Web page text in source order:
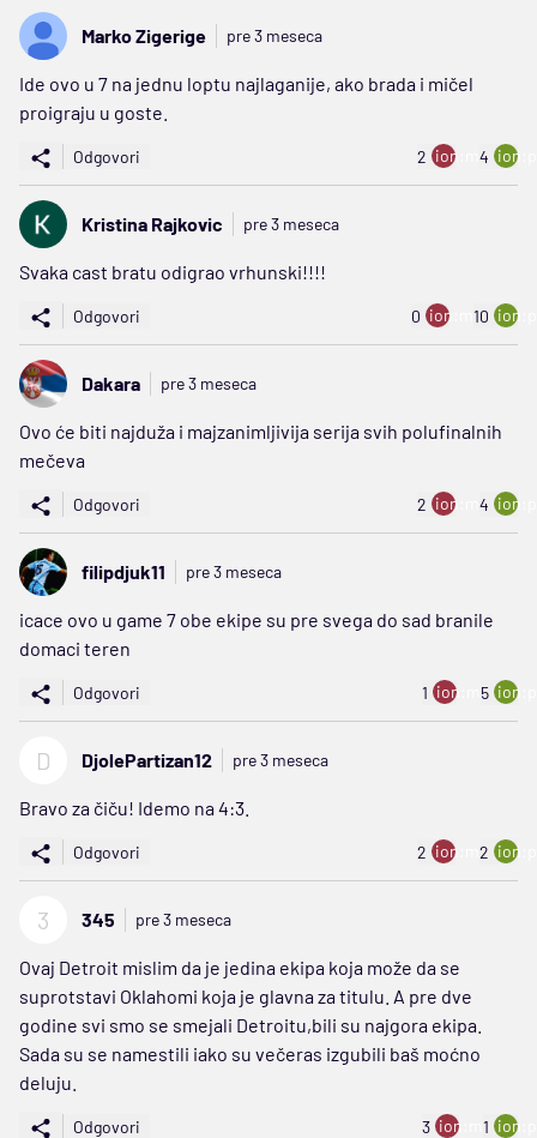
Marko Zigerige pre 3 meseca
Ide ovo u 7 na jednu loptu najlaganije, ako brada i mičel
proigraju u goste.
Odgovori 2 ion:minus
4
Kristina Rajkovic pre 3 meseca
Svaka cast bratu odigrao vrhunski!!!!
Odgovori 0 ion:minus
10
Dakara pre 3 meseca
Ovo će biti najduža i majzanimljivija serija svih polufinalnih
mečeva
Odgovori 2 ion:minus
4
filipdjuk11 pre 3 meseca
icace ovo u game 7 obe ekipe su pre svega do sad branile
domaci teren
Odgovori 1 ion:minus
5
D DjolePartizan12 pre 3 meseca
Bravo za čiču! Idemo na 4:3.
Odgovori 2 ion:minus
2
3 345 pre 3 meseca
Ovaj Detroit mislim da je jedina ekipa koja može da se
suprotstavi Oklahomi koja je glavna za titulu. A pre dve
godine svi smo se smejali Detroitu,bili su najgora ekipa.
Sada su se namestili iako su večeras izgubili baš moćno
deluju.
Odgovori 3 ion:minus
1